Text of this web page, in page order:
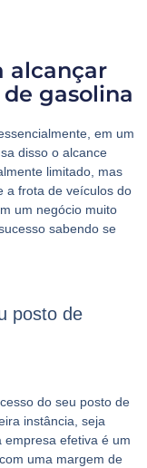
alcançar
gasolina
em um
disso o alcance
limitado, mas
a frota de veículos do
um negócio muito
sabendo se
posto de
do seu posto de
instância, seja
efetiva é um
uma margem de